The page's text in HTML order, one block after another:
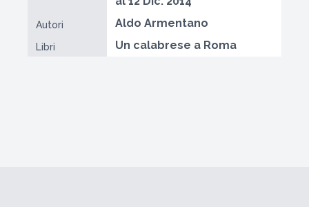
Autori Aldo Armentano
Libri Un calabrese a Roma